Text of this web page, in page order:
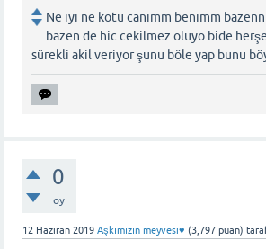
Ne iyi ne kötü canimm benimm
bazen de hic cekilmez oluyo bide
sürekli akil veriyor şunu böle yap bunu
0
oy
12 Haziran 2019 Aşkımızın meyvesi♥️ (3,797 puan)